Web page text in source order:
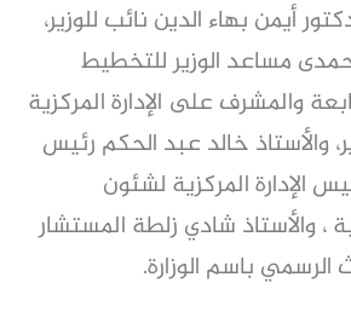
أيمن بهاء الدين نائب للوزير،
مساعد الوزير للتخطيط
والمشرف على الإدارة المركزية
والأستاذ خالد عبد الحكم رئيس
الإدارة المركزية لشئون
، والأستاذ شادي زلطة المستشار
الرسمي باسم الوزارة.